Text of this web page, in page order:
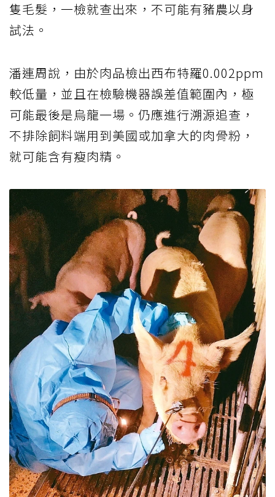
隻毛髮，一檢就查出來，不可能有豬農以身
試法。
潘連周說，由於肉品檢出西布特羅0.002ppm
較低量，並且在檢驗機器誤差值範圍內，極
可能最後是烏龍一場。仍應進行溯源追查，
不排除飼料端用到美國或加拿大的肉骨粉，
就可能含有瘦肉精。